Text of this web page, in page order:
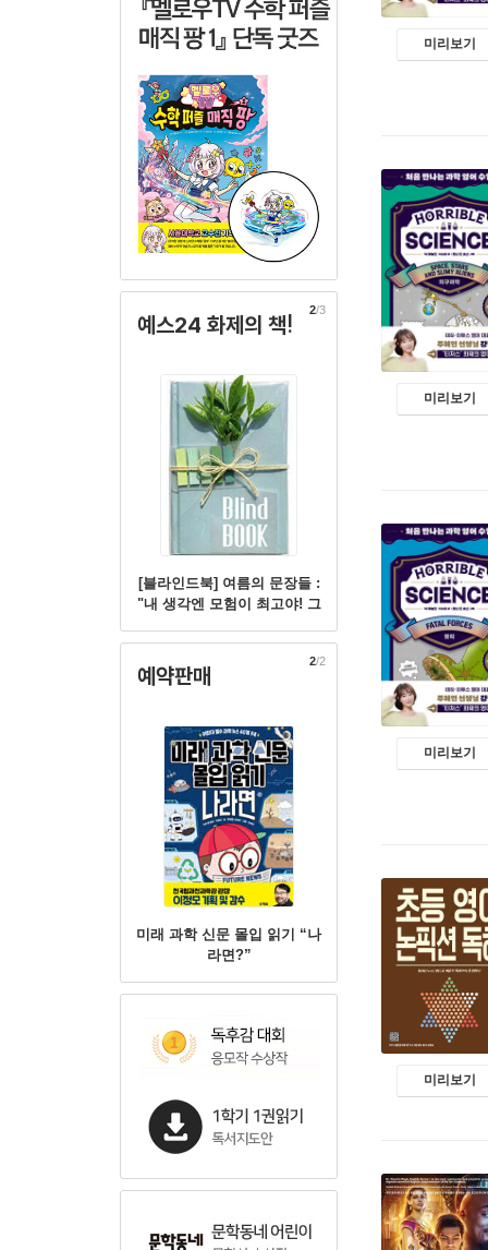
예스24 화제의 책!
"내 생각엔 모험이 최고야! 그
러니까 이번 여름방학엔 모험
을 하는 거야."
2/3
예약판매
라면?”
2/2
미리보기
미리보기
미리보기
미리보기